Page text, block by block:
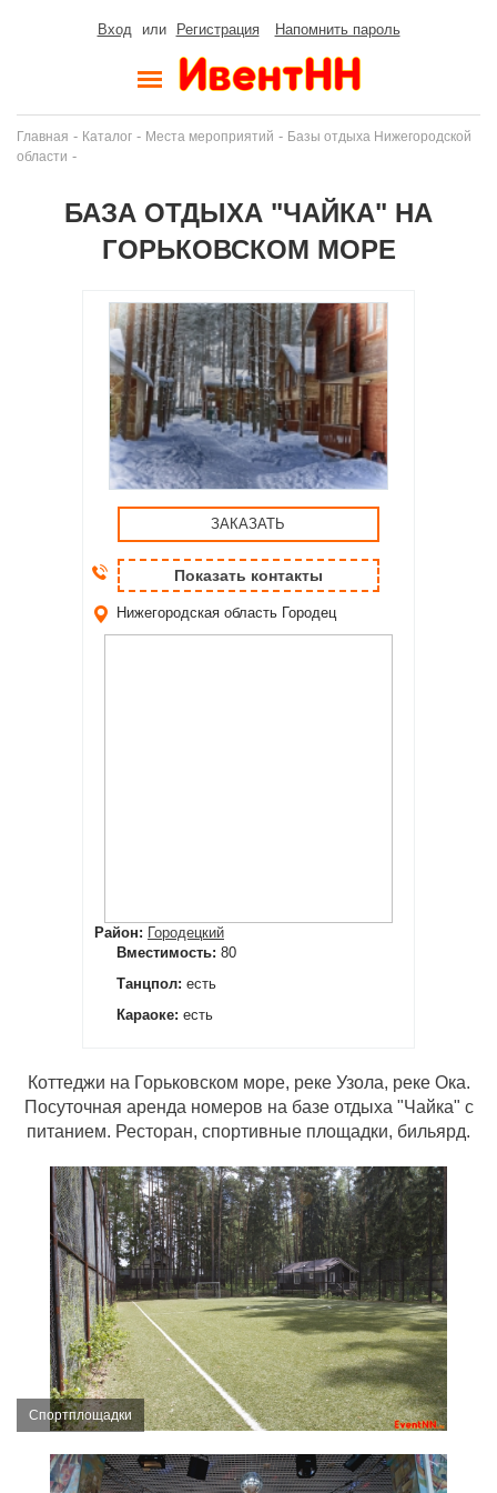
Вход или Регистрация Напомнить пароль
Главная - Каталог - Места мероприятий - Базы отдыха Нижегородской
области -
БАЗА ОТДЫХА "ЧАЙКА" НА
ГОРЬКОВСКОМ МОРЕ
ЗАКАЗАТЬ
Показать контакты
Нижегородская область Городец
Район: Городецкий
Вместимость: 80
Танцпол: есть
Караоке: есть
Коттеджи на Горьковском море, реке Узола, реке Ока.
Посуточная аренда номеров на базе отдыха "Чайка" с
питанием. Ресторан, спортивные площадки, бильярд.
Спортплощадки